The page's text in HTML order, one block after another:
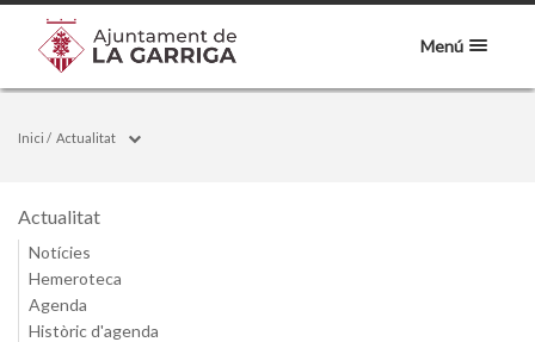
Menú
Inici / Actualitat
Actualitat
Notícies
Hemeroteca
Agenda
Històric d'agenda